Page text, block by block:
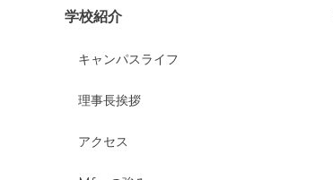
学校紹介
キャンパスライフ
理事長挨拶
アクセス